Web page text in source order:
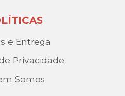
e Entrega
Privacidade
Somos